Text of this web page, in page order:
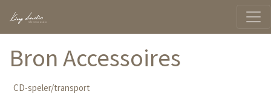
Bron Accessoires
CD-speler/transport